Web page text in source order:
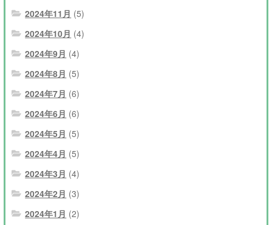
2024年11月 (5)
2024年10月 (4)
2024年9月 (4)
2024年8月 (5)
2024年7月 (6)
2024年6月 (6)
2024年5月 (5)
2024年4月 (5)
2024年3月 (4)
2024年2月 (3)
2024年1月 (2)